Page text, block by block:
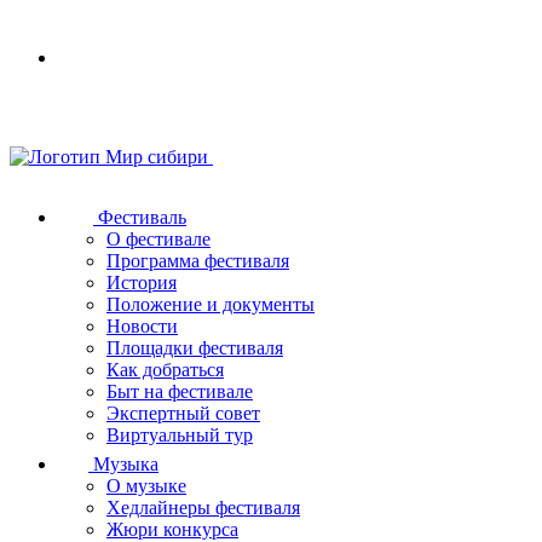
browser
Фестиваль
О фестивале
Программа фестиваля
История
Положение и документы
Новости
Площадки фестиваля
Как добраться
Быт на фестивале
Экспертный совет
Виртуальный тур
Музыка
О музыке
Хедлайнеры фестиваля
Жюри конкурса